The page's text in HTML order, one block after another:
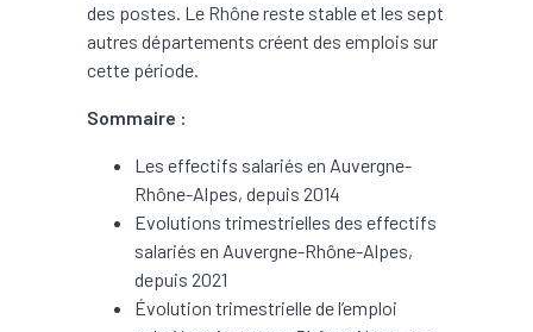
des postes. Le Rhône reste stable et les sept
autres départements créent des emplois sur
cette période.
Sommaire :
Les effectifs salariés en Auvergne-
Rhône-Alpes, depuis 2014
Evolutions trimestrielles des effectifs
salariés en Auvergne-Rhône-Alpes,
depuis 2021
Évolution trimestrielle de l’emploi